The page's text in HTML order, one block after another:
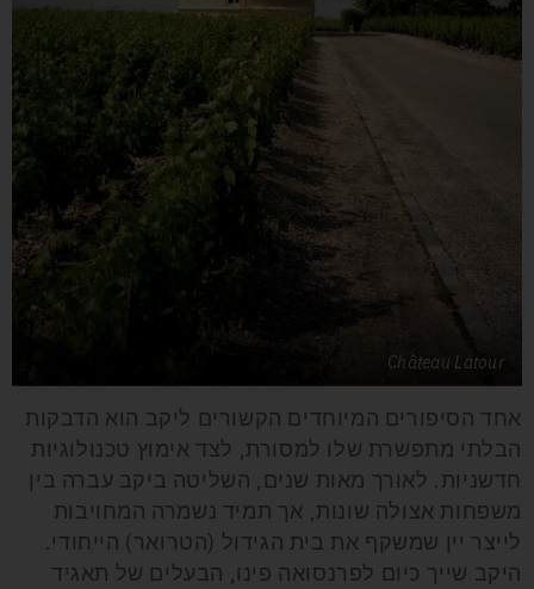
Château Latour
אחד הסיפורים המיוחדים הקשורים ליקב הוא הדבקות
הבלתי מתפשרת שלו למסורת, לצד אימוץ טכנולוגיות
חדשניות. לאורך מאות שנים, השליטה ביקב עברה בין
משפחות אצולה שונות, אך תמיד נשמרה המחויבות
לייצר יין שמשקף את בית הגידול (הטרואר) הייחודי.
היקב שייך כיום לפרנסואה פינו, הבעלים של תאגיד